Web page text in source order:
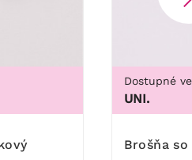
Dostupné
UNI.
Brošňa